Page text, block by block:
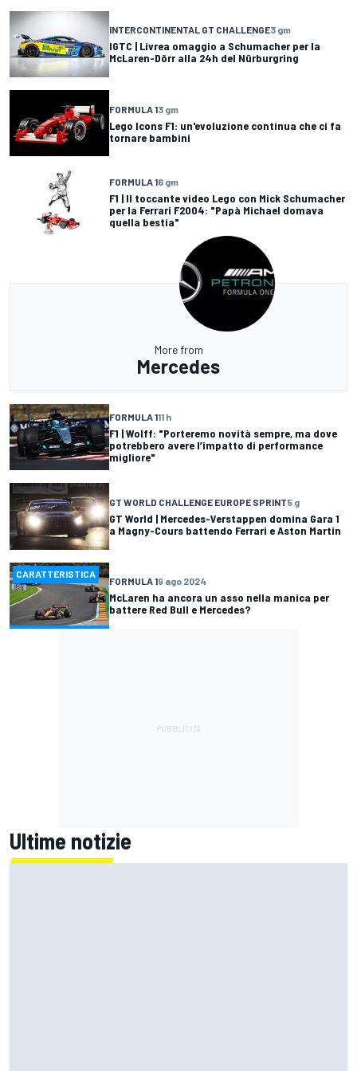
INTERCONTINENTAL GT CHALLENGE3 gm
IGTC | Livrea omaggio a Schumacher per la
McLaren-Dörr alla 24h del Nürburgring
FORMULA 13 gm
Lego Icons F1: un'evoluzione continua che ci fa
tornare bambini
FORMULA 16 gm
F1 | Il toccante video Lego con Mick Schumacher
per la Ferrari F2004: "Papà Michael domava
quella bestia"
More from
Mercedes
FORMULA 111 h
F1 | Wolff: "Porteremo novità sempre, ma dove
potrebbero avere l’impatto di performance
migliore"
GT WORLD CHALLENGE EUROPE SPRINT5 g
GT World | Mercedes-Verstappen domina Gara 1
a Magny-Cours battendo Ferrari e Aston Martin
CARATTERISTICA
FORMULA 19 ago 2024
McLaren ha ancora un asso nella manica per
battere Red Bull e Mercedes?
Ultime notizie